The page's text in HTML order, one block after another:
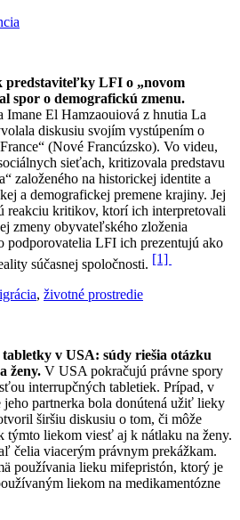
predstaviteľky LFI o „novom
spor o demografickú zmenu.
Imane El Hamzaouiová z hnutia La
diskusiu svojím vystúpením o
(Nové Francúzsko). Vo videu,
sieťach, kritizovala predstavu
založeného na historickej identite a
a demografickej premene krajiny. Jej
reakciu kritikov, ktorí ich interpretovali
zmeny obyvateľského zloženia
podporovatelia LFI ich prezentujú ako
súčasnej spoločnosti. [1]
, životné prostredie
v USA: súdy riešia otázku
ženy. V USA pokračujú právne spory
interrupčných tabletiek. Prípad, v
partnerka bola donútená užiť lieky
širšiu diskusiu o tom, či môže
týmto liekom viesť aj k nátlaku na ženy.
čelia viacerým právnym prekážkam.
používania lieku mifepristón, ktorý je
liekom na medikamentózne